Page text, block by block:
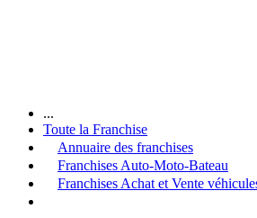
...
Toute la Franchise
Annuaire des franchises
Franchises Auto-Moto-Bateau
Franchises Achat et Vente